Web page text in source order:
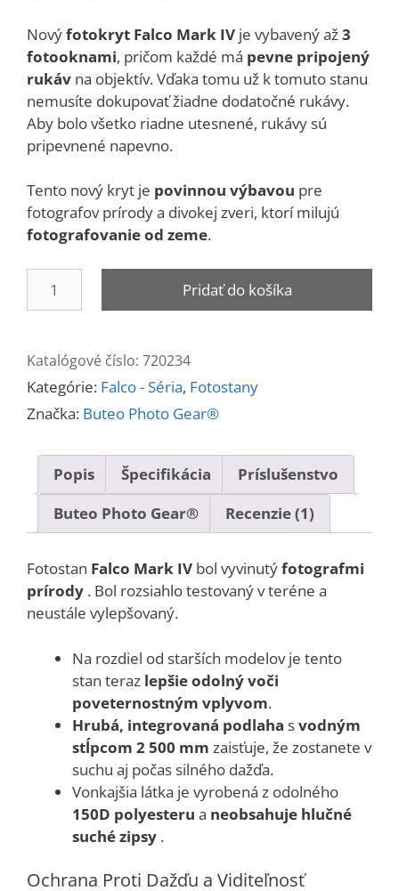
Novýfotokryt Falco Mark IV je vybavený až3
fotooknami, pričom každé má pevne pripojený
rukáv na objektív.Vďaka tomu už k tomuto stanu
nemusíte dokupovať žiadne dodatočné rukávy.
Aby bolo všetko riadne utesnené, rukávy sú
pripevnené napevno.
Tento nový kryt je povinnou výbavou pre
fotografov prírody a divokej zveri, ktorí milujú
fotografovanie od zeme.
Falco
Brown
Pridať do košíka
Katalógové číslo: 720234
Kategórie: Falco - Séria, Fotostany
Značka: Buteo Photo Gear®
Popis Špecifikácia
Príslušenstvo
Buteo Photo Gear®
Recenzie (1)
Fotostan Falco Mark IV bol vyvinutýfotografmi
prírody . Bol rozsiahlo testovaný v teréne a
neustále vylepšovaný.
Na rozdiel od starších modelov je tento
stan teraz lepšie odolný voči
poveternostným vplyvom.
Hrubá, integrovaná podlaha svodným
stĺpcom 2 500 mm zaisťuje, že zostanete v
suchu aj počas silného dažďa.
Vonkajšia látka je vyrobená z odolného
150D polyesteru a neobsahuje hlučné
suché zipsy .
Ochrana Proti Dažďu a Viditeľnosť